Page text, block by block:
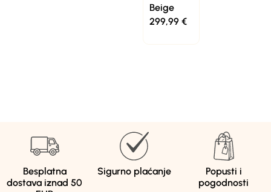
Beige
299,99 €
Besplatna
dostava iznad 50
Sigurno plaćanje
Popusti i
pogodnosti